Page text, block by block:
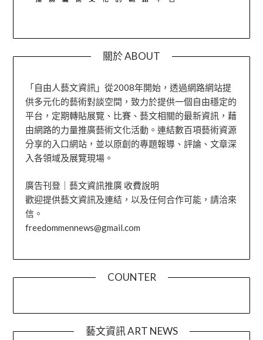
關於 ABOUT
「自由人藝文資訊」從2008年開始，透過網路網站提
供多元化的藝術對談空間，致力於提供一個自由穩定的
平台，定期轉貼展覽、比賽、藝文相關的最新資訊，藉
由網路的力量推廣藝術文化活動。連結數百項藝術資源
分享的入口網站，並以原創的專題報導、評論、文章深
入各領域及展覽現場。
廣告刊登｜藝文資訊推廣 收費說明
歡迎提供藝文資訊及連結，以及任何合作可能，請洽來
信。
freedommennews@gmail.com
COUNTER
藝文資訊 ART NEWS